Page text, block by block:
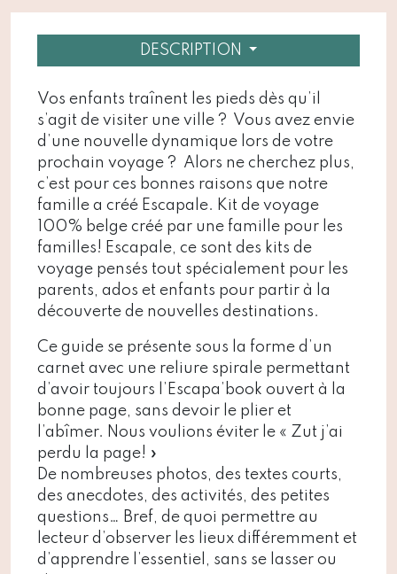
DESCRIPTION
Vos enfants traînent les pieds dès qu’il
s’agit de visiter une ville ? Vous avez envie
d’une nouvelle dynamique lors de votre
prochain voyage ? Alors ne cherchez plus,
c’est pour ces bonnes raisons que notre
famille a créé Escapale. Kit de voyage
100% belge créé par une famille pour les
familles! Escapale, ce sont des kits de
voyage pensés tout spécialement pour les
parents, ados et enfants pour partir à la
découverte de nouvelles destinations.
Ce guide se présente sous la forme d’un
carnet avec une reliure spirale permettant
d’avoir toujours l’Escapa’book ouvert à la
bonne page, sans devoir le plier et
l’abîmer. Nous voulions éviter le « Zut j’ai
perdu la page! »
De nombreuses photos, des textes courts,
des anecdotes, des activités, des petites
questions… Bref, de quoi permettre au
lecteur d’observer les lieux différemment et
d’apprendre l’essentiel, sans se lasser ou